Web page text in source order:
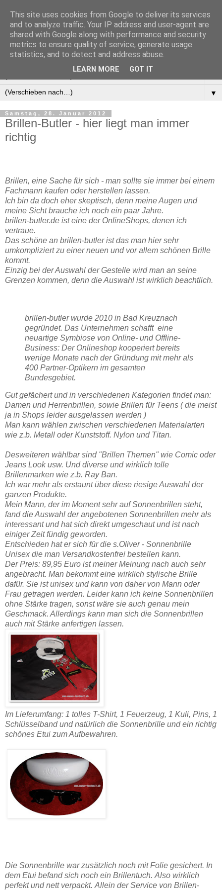
Manus Testwelt, alles
außer langweilig
▼
Samstag, 28. Januar 2012
Brillen-Butler - hier liegt man immer
richtig
Brillen, eine Sache für sich - man sollte sie immer bei einem
Fachmann kaufen oder herstellen lassen.
Ich bin da doch eher skeptisch, denn meine Augen und
meine Sicht brauche ich noch ein paar Jahre.
brillen-butler.de ist eine der OnlineShops, denen ich
vertraue.
Das schöne an brillen-butler ist das man hier sehr
umkompliziert zu einer neuen und vor allem schönen Brille
kommt.
Einzig bei der Auswahl der Gestelle wird man an seine
Grenzen kommen, denn die Auswahl ist wirklich beachtlich.
brillen-butler wurde 2010 in Bad Kreuznach
gegründet. Das Unternehmen schafft eine
neuartige Symbiose von Online- und Offline-
Business: Der Onlineshop kooperiert bereits
wenige Monate nach der Gründung mit mehr als
400 Partner-Optikern im gesamten
Bundesgebiet.
Gut gefächert und in verschiedenen Kategorien findet man:
Damen und Herrenbrillen, sowie Brillen für Teens ( die meist
ja in Shops leider ausgelassen werden )
Man kann wählen zwischen verschiedenen Materialarten
wie z.b. Metall oder Kunststoff. Nylon und Titan.
Desweiteren wählbar sind "Brillen Themen" wie Comic oder
Jeans Look usw. Und diverse und wirklich tolle
Brillenmarken wie z.b. Ray Ban.
Ich war mehr als erstaunt über diese riesige Auswahl der
ganzen Produkte.
Mein Mann, der im Moment sehr auf Sonnenbrillen steht,
fand die Auswahl der angebotenen Sonnenbrillen mehr als
interessant und hat sich direkt umgeschaut und ist nach
einiger Zeit fündig geworden.
Entschieden hat er sich für die s.Oliver - Sonnenbrille
Unisex die man Versandkostenfrei bestellen kann.
Der Preis: 89,95 Euro ist meiner Meinung nach auch sehr
angebracht. Man bekommt eine wirklich stylische Brille
dafür. Sie ist unisex und kann von daher von Mann oder
Frau getragen werden. Leider kann ich keine Sonnenbrillen
ohne Stärke tragen, sonst wäre sie auch genau mein
Geschmack. Allerdings kann man sich die Sonnenbrillen
auch mit Stärke anfertigen lassen.
Im Lieferumfang: 1 tolles T-Shirt, 1 Feuerzeug, 1 Kuli, Pins, 1
Schlüsselband und natürlich die Sonnenbrille und ein richtig
schönes Etui zum Aufbewahren.
Die Sonnenbrille war zusätzlich noch mit Folie gesichert. In
dem Etui befand sich noch ein Brillentuch.Also wirklich
perfekt und nett verpackt.Allein der Service von Brillen-
This site uses cookies from Google to deliver its services
and to analyze traffic. Your IP address and user-agent are
shared with Google along with performance and security
metrics to ensure quality of service, generate usage
statistics, and to detect and address abuse.
LEARN MORE GOT IT